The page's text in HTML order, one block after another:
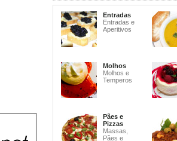
Entradas
Entradas e
Aperitivos
Molhos
Molhos e
Temperos
Pães e
Pizzas
Massas,
Pães e